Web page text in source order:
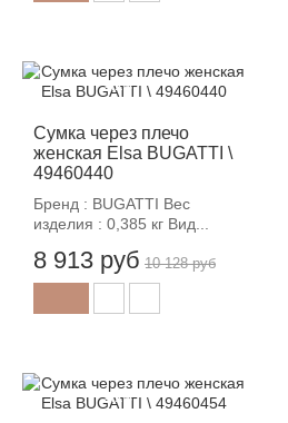
Сумка через плечо
женская Elsa BUGATTI \
49460440
Бренд : BUGATTI Вес
изделия : 0,385 кг Вид...
8 913 руб
-12%
10 128 руб
-12%